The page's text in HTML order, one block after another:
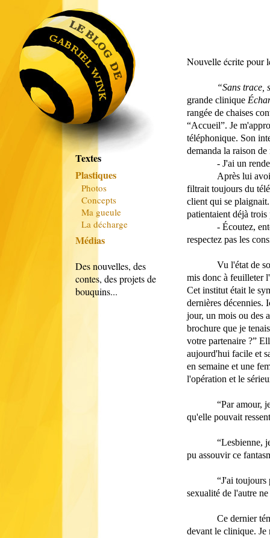
Textes
Plastiques
Photos
Concepts
Ma gueule
La décharge
Médias
Des nouvelles, des
contes, des projets de
bouquins...
Nouvelle écrite pour
“Sans trace,
grande clinique
rangée de chaises
“Accueil”. Je
téléphonique. Son
demanda la raison de
- J'ai un
Après lui
filtrait toujours du
client qui se
patientaient déjà
- Écoutez,
respectez pas les
Vu l'état de
mis donc à feuilleter
Cet institut était le
dernières décennies.
jour, un mois ou des
brochure que je
votre partenaire ?”
aujourd'hui facile et
en semaine et une
l'opération et le
“Par amour,
qu'elle pouvait
“Lesbienne,
pu assouvir ce
“J'ai toujours
sexualité de l'autre
Ce dernier
devant le clinique.